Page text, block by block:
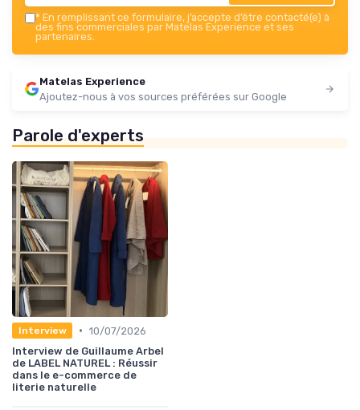
* En remplissant ce formulaire, j’accepte d’être contacté(e) à
des fins commerciales par Matelas Experience et ses
partenaires.
Matelas Experience
Ajoutez-nous à vos sources préférées sur Google
Parole d'experts
Interview • 10/07/2026
Interview de Guillaume Arbel
de LABEL NATUREL : Réussir
dans le e-commerce de
literie naturelle